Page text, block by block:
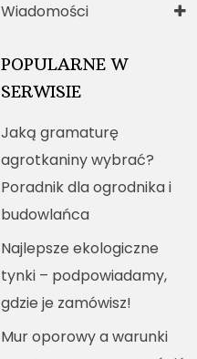
Wiadomości
POPULARNE W
SERWISIE
Jaką gramaturę
agrotkaniny wybrać?
Poradnik dla ogrodnika i
budowlańca
Najlepsze ekologiczne
tynki – podpowiadamy,
gdzie je zamówisz!
Mur oporowy a warunki